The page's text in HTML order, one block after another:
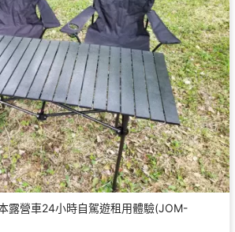
露營車24小時自駕遊租用體驗(JOM-